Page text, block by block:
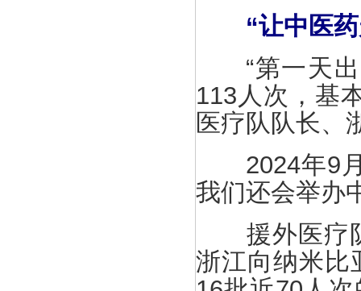
“让中医
“第一天出
113人次，基
医疗队队长、
2024年9月
我们还会举办
援外医疗队
浙江向纳米比